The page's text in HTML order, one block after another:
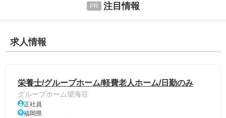
注目情報
求人情報
栄養士/グループホーム/軽費老人ホーム/日勤のみ
グループホーム望海荘
正社員
福岡県